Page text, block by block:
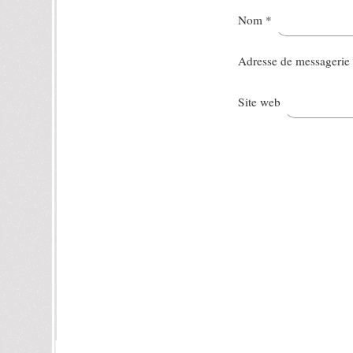
Nom *
Adresse de messagerie
Site web